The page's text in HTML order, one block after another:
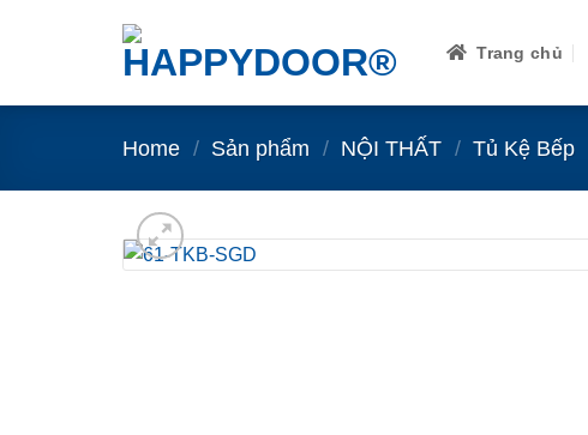
Trang chủ
Home / Sản phẩm / NỘI THẤT / Tủ Kệ Bếp